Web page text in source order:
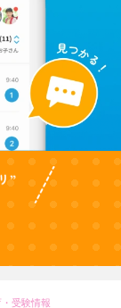
受験情報